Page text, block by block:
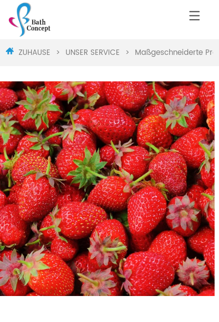
ZUHAUSE > UNSER SERVICE > Maßgeschneiderte